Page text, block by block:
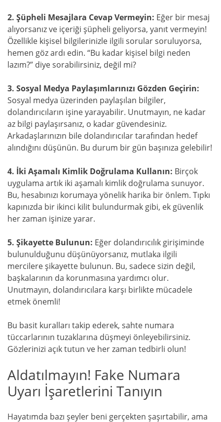
2. Şüpheli Mesajlara Cevap Vermeyin: Eğer bir mesaj
alıyorsanız ve içeriği şüpheli geliyorsa, yanıt vermeyin!
Özellikle kişisel bilgilerinizle ilgili sorular soruluyorsa,
hemen göz ardı edin. “Bu kadar kişisel bilgi neden
lazım?” diye sorabilirsiniz, değil mi?
3. Sosyal Medya Paylaşımlarınızı Gözden Geçirin:
Sosyal medya üzerinden paylaşılan bilgiler,
dolandırıcıların işine yarayabilir. Unutmayın, ne kadar
az bilgi paylaşırsanız, o kadar güvendesiniz.
Arkadaşlarınızın bile dolandırıcılar tarafından hedef
alındığını düşünün. Bu durum bir gün başınıza gelebilir!
4. İki Aşamalı Kimlik Doğrulama Kullanın: Birçok
uygulama artık iki aşamalı kimlik doğrulama sunuyor.
Bu, hesabınızı korumaya yönelik harika bir önlem. Tıpkı
kapınızda bir ikinci kilit bulundurmak gibi, ek güvenlik
her zaman işinize yarar.
5. Şikayette Bulunun: Eğer dolandırıcılık girişiminde
bulunulduğunu düşünüyorsanız, mutlaka ilgili
mercilere şikayette bulunun. Bu, sadece sizin değil,
başkalarının da korunmasına yardımcı olur.
Unutmayın, dolandırıcılara karşı birlikte mücadele
etmek önemli!
Bu basit kuralları takip ederek, sahte numara
tüccarlarının tuzaklarına düşmeyi önleyebilirsiniz.
Gözlerinizi açık tutun ve her zaman tedbirli olun!
Aldatılmayın! Fake Numara
Uyarı İşaretlerini Tanıyın
Hayatımda bazı şeyler beni gerçekten şaşırtabilir, ama